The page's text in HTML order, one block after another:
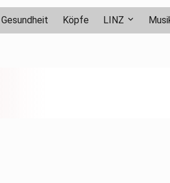
Gesundheit Köpfe LINZ